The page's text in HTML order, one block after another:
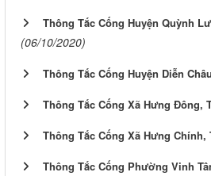
Thông Tắc Cống Huyện Quỳnh
(06/10/2020)
Thông Tắc Cống Huyện Diễn
Thông Tắc Cống Xã Hưng Đông,
Thông Tắc Cống Xã Hưng Chính,
Thông Tắc Cống Phường Vinh